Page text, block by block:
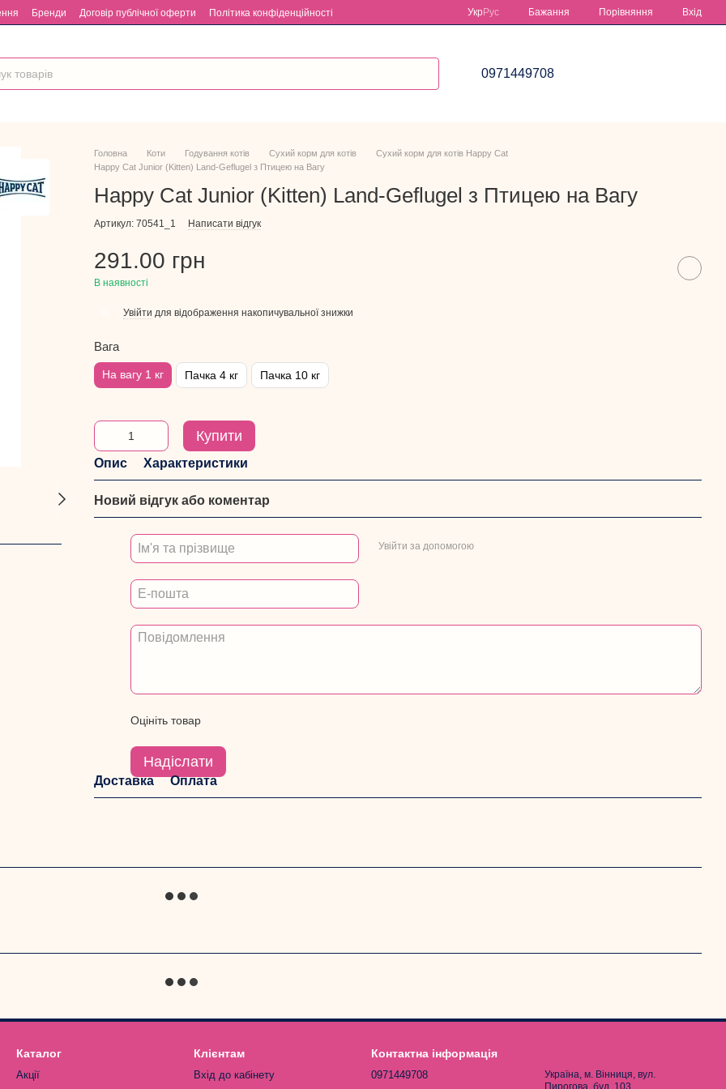
Бренди Договір публічної оферти
Політика конфіденційності
УкрРус Бажання Порівняння Вхід
0971449708
Головна Коти Годування котів Сухий корм для котів
Сухий корм для котів Happy Cat
Happy Cat Junior (Kitten) Land-Geflugel з Птицею на Вагу
Happy Cat Junior (Kitten) Land-Geflugel з Птицею на Вагу
Артикул: 70541_1 Написати відгук
291.00 грн
В наявності
Увійти для відображення накопичувальної знижки
Вага
На вагу 1 кг Пачка 4 кг Пачка 10 кг
Купити
Опис Характеристики
Новий відгук або коментар
Увійти за допомогою
Оцініть товар
Надіслати
Доставка Оплата
Каталог
Акції
Клієнтам
Вхід до кабінету
Контактна інформація
0971449708
Україна, м. Вінниця, вул.
Пирогова, буд. 103